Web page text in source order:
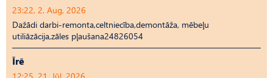
23:22, 2. Aug, 2026
Dažādi darbi-remonta,celtniecība,demontāža, mēbeļu
utiliāzācija,zāles pļaušana24826054
Īrē